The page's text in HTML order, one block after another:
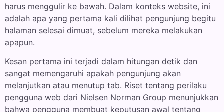
harus menggulir ke bawah. Dalam konteks website, ini
adalah apa yang pertama kali dilihat pengunjung begitu
halaman selesai dimuat, sebelum mereka melakukan
apapun.
Kesan pertama ini terjadi dalam hitungan detik dan
sangat memengaruhi apakah pengunjung akan
melanjutkan atau menutup tab. Riset tentang perilaku
pengguna web dari Nielsen Norman Group menunjukkan
bahwa pengguna membuat keputusan awal tentang